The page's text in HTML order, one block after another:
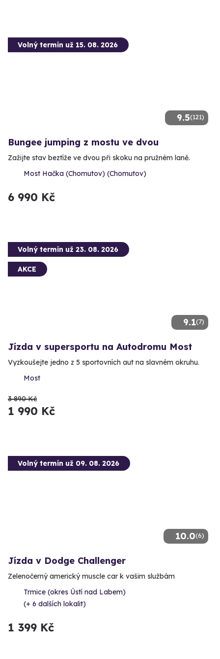
9.5(121)
Volný termín už 15. 08. 2026
Bungee jumping z mostu ve dvou
Zažijte stav beztíže ve dvou při skoku na pružném laně.
Most Hačka (Chomutov) (Chomutov)
6 990 Kč
9.1(7)
Volný termín už 23. 08. 2026
AKCE
Jízda v supersportu na Autodromu Most
Vyzkoušejte jedno z 5 sportovních aut na slavném okruhu.
Most
3 890 Kč
1 990 Kč
10.0(6)
Volný termín už 09. 08. 2026
Jízda v Dodge Challenger
Zelenočerný americký muscle car k vašim službám
Trmice (okres Ústí nad Labem)
(+ 6 dalších lokalit)
1 399 Kč